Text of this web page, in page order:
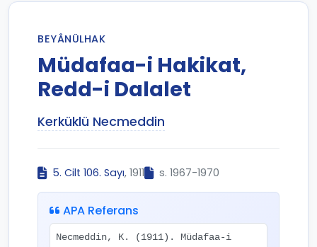
BEYÂNÜLHAK
Müdafaa-i Hakikat,
Redd-i Dalalet
Kerküklü Necmeddin
5. Cilt 106. Sayı, 1911 s. 1967-1970
APA Referans
Necmeddin, K. (1911). Müdafaa-i